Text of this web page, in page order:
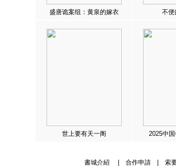
盛唐诡案组：黄泉的嫁衣 不便
世上要有天一阁 2025中
書城介紹 合作申請| 索